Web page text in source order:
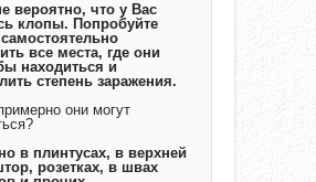
вероятно, что у Вас
клопы. Попробуйте
все места, где они
находиться и
степень заражения.
они могут
в плинтусах, в верхней
розетках, в швах